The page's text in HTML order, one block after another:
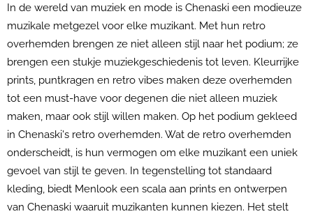
In de wereld van muziek en mode is Chenaski een modieuze
muzikale metgezel voor elke muzikant. Met hun retro
overhemden brengen ze niet alleen stijl naar het podium; ze
brengen een stukje muziekgeschiedenis tot leven. Kleurrijke
prints, puntkragen en retro vibes maken deze overhemden
tot een must-have voor degenen die niet alleen muziek
maken, maar ook stijl willen maken. Op het podium gekleed
in Chenaski's retro overhemden. Wat de retro overhemden
onderscheidt, is hun vermogen om elke muzikant een uniek
gevoel van stijl te geven. In tegenstelling tot standaard
kleding, biedt Menlook een scala aan prints en ontwerpen
van Chenaski waaruit muzikanten kunnen kiezen. Het stelt